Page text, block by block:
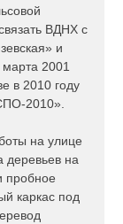
ВДНХ с
и
2001
в 2010 году
2010».
на улице
деревьев на
пробное
каркас под